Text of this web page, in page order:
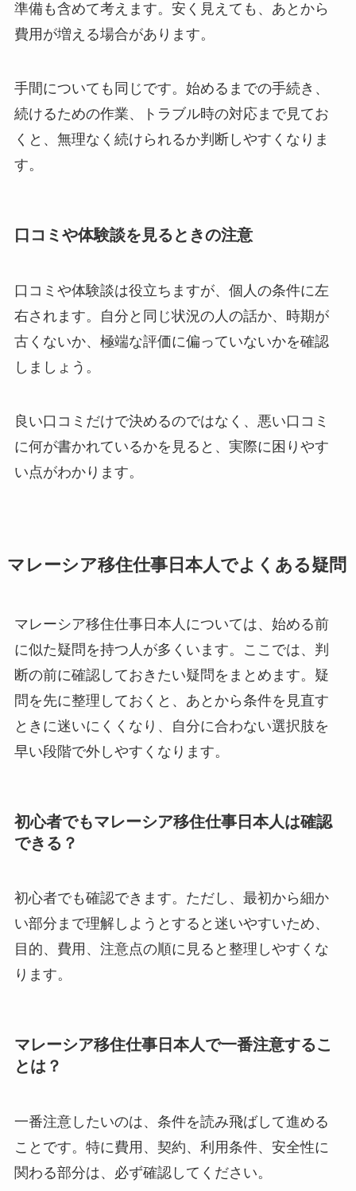
準備も含めて考えます。安く見えても、あとから
費用が増える場合があります。
手間についても同じです。始めるまでの手続き、
続けるための作業、トラブル時の対応まで見てお
くと、無理なく続けられるか判断しやすくなりま
す。
口コミや体験談を見るときの注意
口コミや体験談は役立ちますが、個人の条件に左
右されます。自分と同じ状況の人の話か、時期が
古くないか、極端な評価に偏っていないかを確認
しましょう。
良い口コミだけで決めるのではなく、悪い口コミ
に何が書かれているかを見ると、実際に困りやす
い点がわかります。
マレーシア移住仕事日本人でよくある疑問
マレーシア移住仕事日本人については、始める前
に似た疑問を持つ人が多くいます。ここでは、判
断の前に確認しておきたい疑問をまとめます。疑
問を先に整理しておくと、あとから条件を見直す
ときに迷いにくくなり、自分に合わない選択肢を
早い段階で外しやすくなります。
初心者でもマレーシア移住仕事日本人は確認
できる？
初心者でも確認できます。ただし、最初から細か
い部分まで理解しようとすると迷いやすいため、
目的、費用、注意点の順に見ると整理しやすくな
ります。
マレーシア移住仕事日本人で一番注意するこ
とは？
一番注意したいのは、条件を読み飛ばして進める
ことです。特に費用、契約、利用条件、安全性に
関わる部分は、必ず確認してください。